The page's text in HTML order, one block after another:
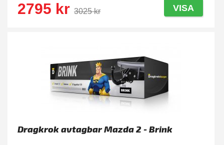
2795 kr 3025 kr VISA
Dragkrok avtagbar Mazda 2 - Brink